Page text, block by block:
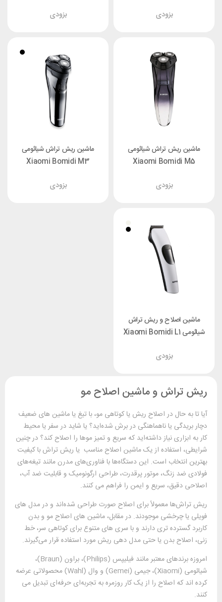
بزودی
بزودی
ماشین ریش تراش شیائومی
Xiaomi Bomidi M5
بزودی
ماشین ریش تراش شیائومی
Xiaomi Bomidi M3
بزودی
ماشین اصلاح و ریش تراش
شیائومی Xiaomi Bomidi L1
بزودی
ریش تراش و ماشین اصلاح مو
آیا تا به حال در اصلاح ریش یا کوتاهی مو، با تیغ یا ماشین ‌های ضعیف
دچار بریدگی یا ناهماهنگی در برش شده‌اید؟ یا شاید در سفر یا محیط
کار به ابزاری نیاز داشته‌اید که سریع و تمیز موها را اصلاح کند؟ در چنین
شرایطی، استفاده از یک ماشین اصلاح مناسب یا ریش ‌تراش با کیفیت
بهترین انتخاب است. این دستگاه‌ها با فناوری‌های مدرن مانند تیغه‌های
فولادی ضد زنگ، موتور پرقدرت، طراحی ارگونومیک و قابلیت ضد آب،
اصلاحی دقیق، سریع و ایمن را فراهم می ‌کنند.
ریش ‌تراش‌ها معمولاً برای اصلاح صورت طراحی شده‌اند و در مدل ‌های
فویلی یا چرخشی موجودند. در مقابل، ماشین‌ های اصلاح مو و بدن
کاربرد گسترده ‌تری دارند و با سری‌ های متنوع برای کوتاهی سر، خط
‌زنی، اصلاح بدن یا حتی مدل ‌دهی ریش مورد استفاده قرار می‌گیرند.
امروزه برندهای معتبر مانند فیلیپس (Philips)، براون (Braun)،
شیائومی (Xiaomi)، جیمی (Gemei) و وال (Wahl) محصولاتی عرضه
کرده‌ اند که اصلاح را از یک کار روزمره به تجربه‌ای حرفه‌ای تبدیل می
‌کنند.